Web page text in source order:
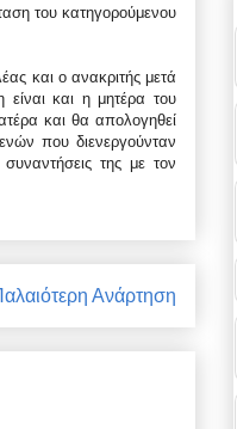
του κατηγορούμενου
και ο ανακριτής μετά
και η μητέρα του
και θα απολογηθεί
που διενεργούνταν
της με τον
Ανάρτηση